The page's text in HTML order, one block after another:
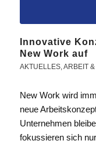
Innovative
New Work auf
AKTUELLES, ARBEIT
New Work wird
neue
Unternehmen
fokussieren sich